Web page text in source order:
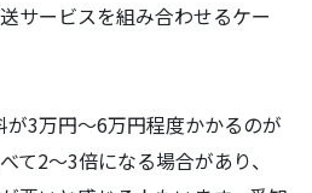
サービスを組み合わせるケー
が3万円～6万円程度かかるのが
て2～3倍になる場合があり、